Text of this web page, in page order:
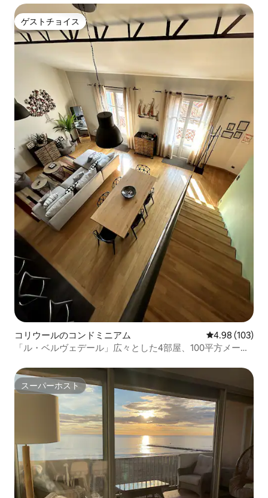
ゲストチョイス
ゲストチョイス
コリウールのコンドミニアム レビュー103
4.98 (103)
「ル・ベルヴェデール」広々とした4部屋、100平方メート
スーパーホスト
スーパーホスト